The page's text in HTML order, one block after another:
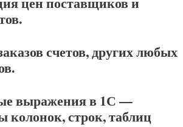
счетов, других любых
выражения в 1С —
колонок, строк, таблиц